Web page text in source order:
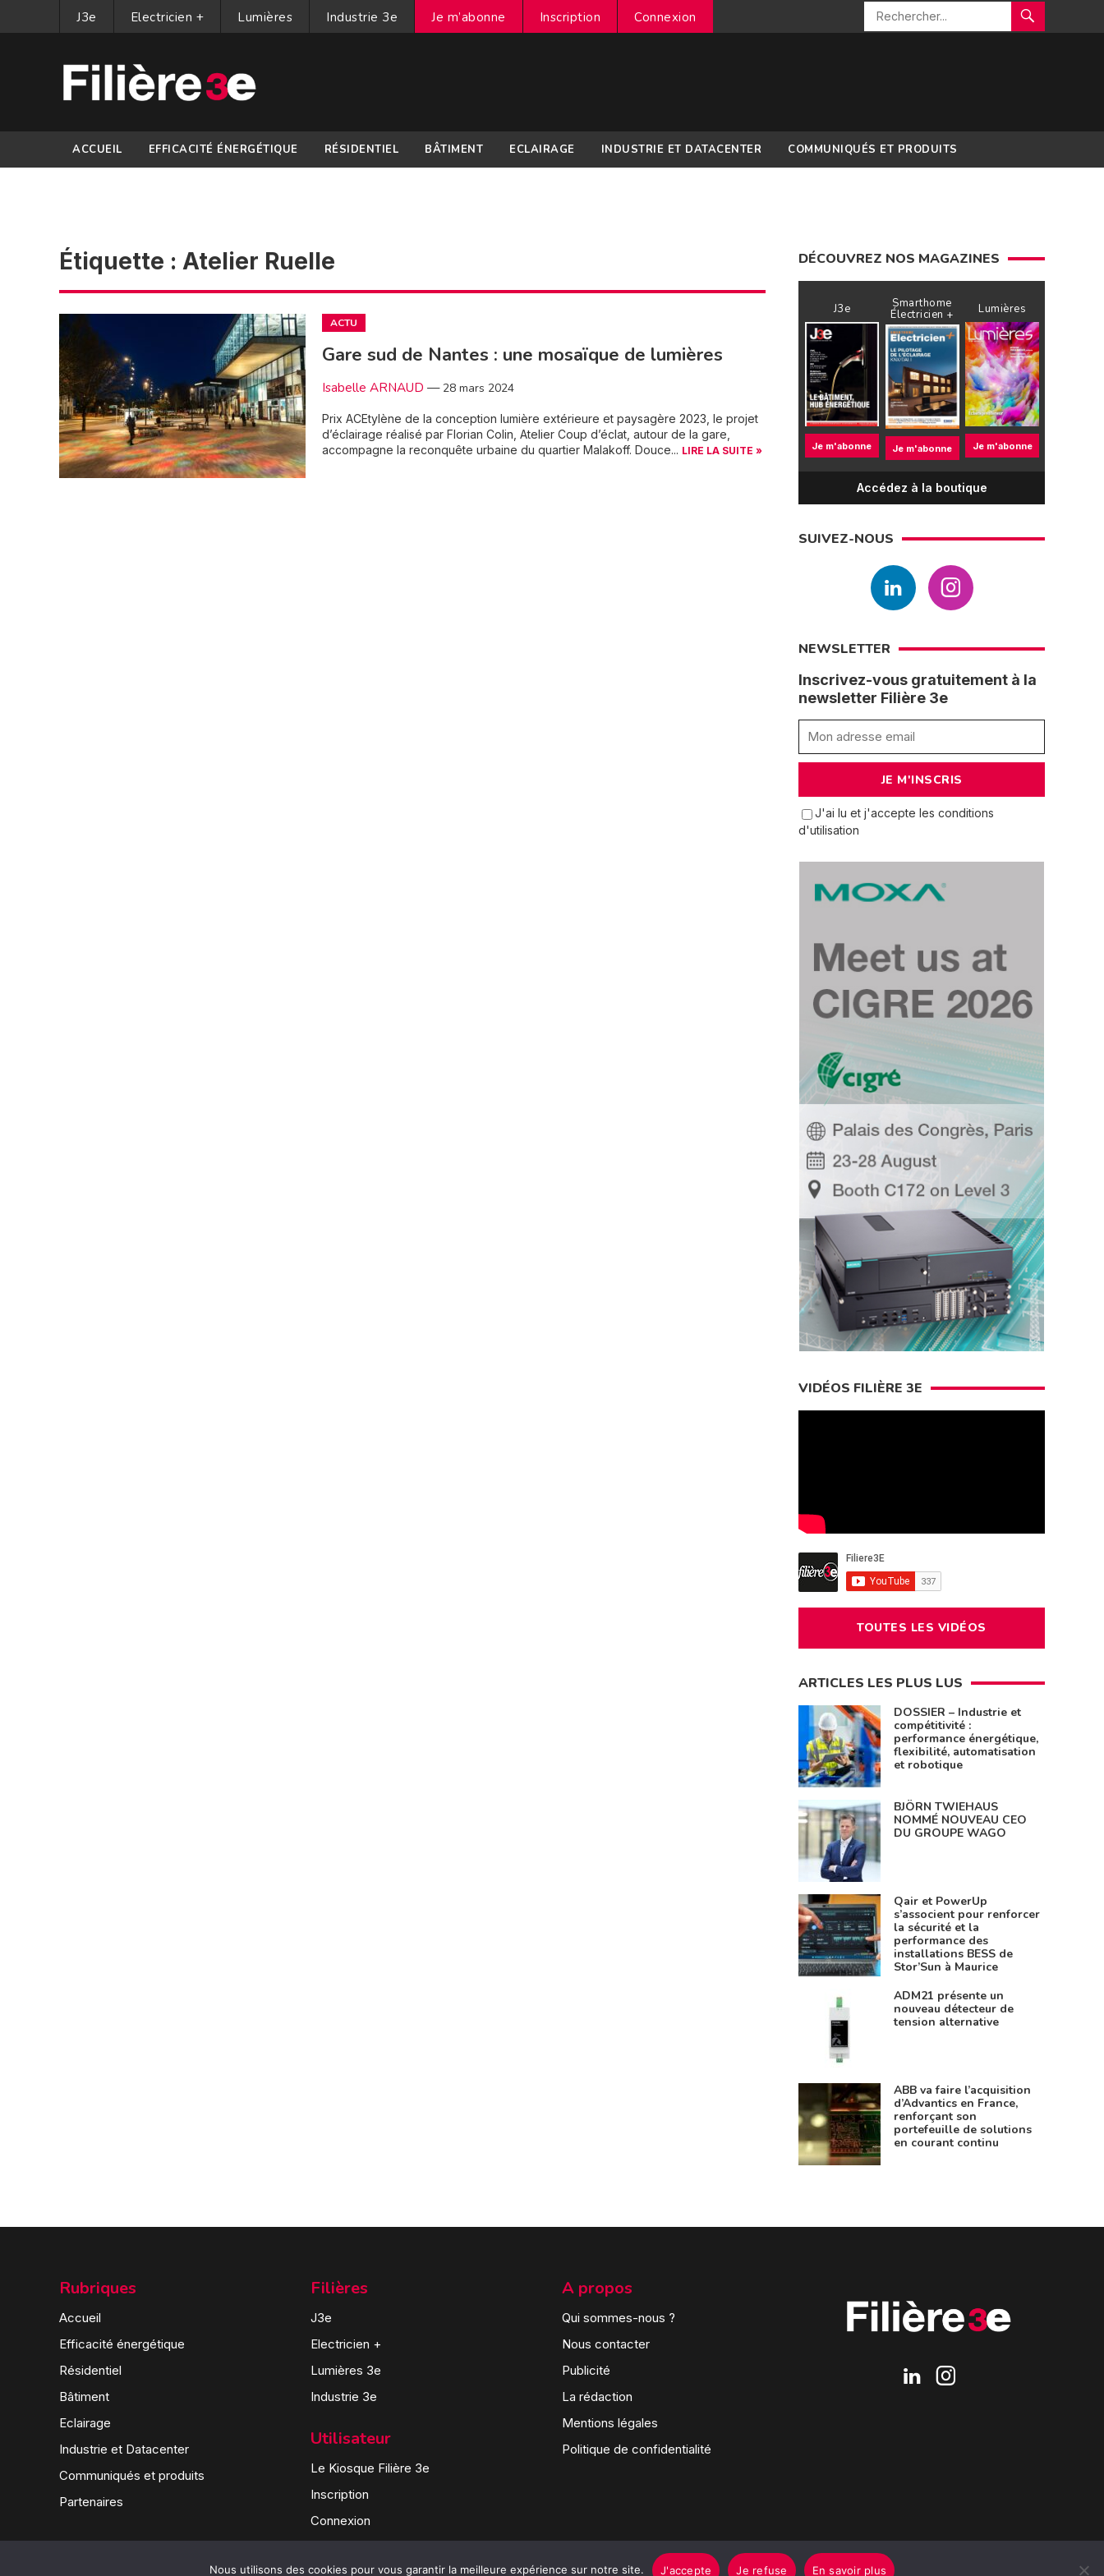
J3e Electricien + Lumières Industrie 3e Je m’abonne Inscription Connexion
ACCUEIL EFFICACITÉ ÉNERGÉTIQUE RÉSIDENTIEL BÂTIMENT ECLAIRAGE INDUSTRIE ET DATACENTER COMMUNIQUÉS ET PRODUITS
Étiquette : Atelier Ruelle
ACTU
Gare sud de Nantes : une mosaïque de lumières
Isabelle ARNAUD — 28 mars 2024
Prix ACEtylène de la conception lumière extérieure et paysagère 2023, le projet
d’éclairage réalisé par Florian Colin, Atelier Coup d’éclat, autour de la gare,
accompagne la reconquête urbaine du quartier Malakoff. Douce... LIRE LA SUITE »
DÉCOUVREZ NOS MAGAZINES
J3e
Je m'abonne
Smarthome
Électricien +
Je m'abonne
Lumières
Je m'abonne
Accédez à la boutique
SUIVEZ-NOUS
NEWSLETTER
Inscrivez-vous gratuitement à la
newsletter Filière 3e
J'ai lu et j'accepte les conditions
d'utilisation
VIDÉOS FILIÈRE 3E
TOUTES LES VIDÉOS
ARTICLES LES PLUS LUS
DOSSIER – Industrie et
compétitivité :
performance énergétique,
flexibilité, automatisation
et robotique
BJÖRN TWIEHAUS
NOMMÉ NOUVEAU CEO
DU GROUPE WAGO
Qair et PowerUp
s’associent pour renforcer
la sécurité et la
performance des
installations BESS de
Stor’Sun à Maurice
ADM21 présente un
nouveau détecteur de
tension alternative
ABB va faire l’acquisition
d’Advantics en France,
renforçant son
portefeuille de solutions
en courant continu
Rubriques
Accueil
Efficacité énergétique
Résidentiel
Bâtiment
Eclairage
Industrie et Datacenter
Communiqués et produits
Partenaires
Filières
J3e
Electricien +
Lumières 3e
Industrie 3e
Utilisateur
Le Kiosque Filière 3e
Inscription
Connexion
A propos
Qui sommes-nous ?
Nous contacter
Publicité
La rédaction
Mentions légales
Politique de confidentialité
Nous utilisons des cookies pour vous garantir la meilleure expérience sur notre site. J'accepte Je refuse En savoir plus